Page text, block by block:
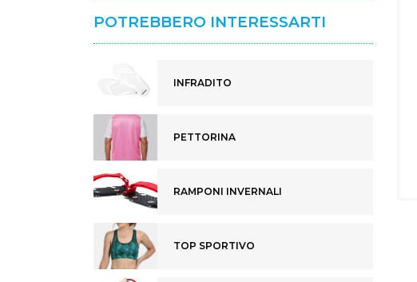
POTREBBERO INTERESSARTI
INFRADITO
PETTORINA
RAMPONI INVERNALI
TOP SPORTIVO